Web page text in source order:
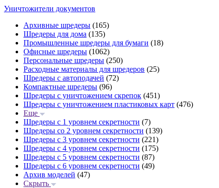
Уничтожители документов
Архивные шредеры (165)
Шредеры для дома (135)
Промышленные шредеры для бумаги (18)
Офисные шредеры (1062)
Персональные шредеры (250)
Расходные материалы для шредеров (25)
Шредеры с автоподачей (72)
Компактные шредеры (96)
Шредеры с уничтожением скрепок (451)
Шредеры с уничтожением пластиковых карт (476)
Еще
Шредеры с 1 уровнем секретности (7)
Шредеры со 2 уровнем секретности (139)
Шредеры с 3 уровнем секретности (221)
Шредеры с 4 уровнем секретности (175)
Шредеры с 5 уровнем секретности (87)
Шредеры с 6 уровнем секретности (49)
Архив моделей (47)
Скрыть